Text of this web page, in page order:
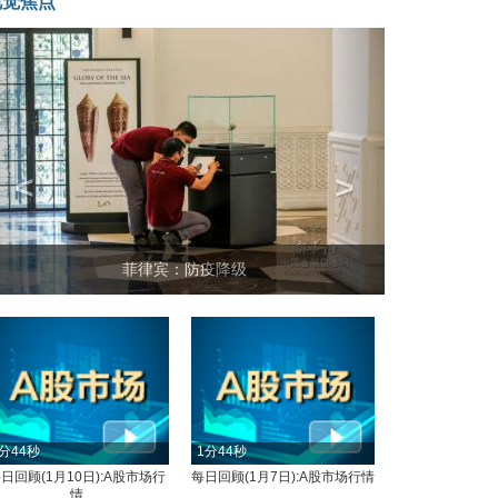
菲律宾：防疫降级
< >
44秒
回顾(1月10日):A股市场行
情
1分44秒
每日回顾(1月7日):A股市场行情